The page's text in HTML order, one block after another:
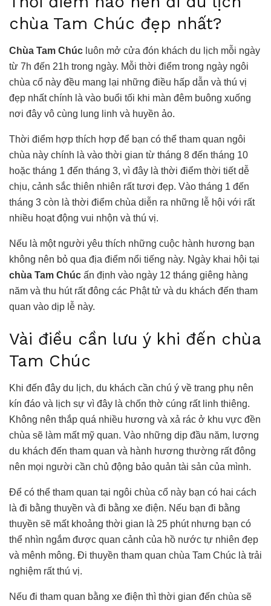
chùa Tam Chúc đẹp nhất?
Chùa Tam Chúc luôn mở cửa đón khách du lịch mỗi ngày
từ 7h đến 21h trong ngày. Mỗi thời điểm trong ngày ngôi
chùa cổ này đều mang lại những điều hấp dẫn và thú vị
đẹp nhất chính là vào buổi tối khi màn đêm buông xuống
nơi đây vô cùng lung linh và huyền ảo.
Thời điểm hợp thích hợp để bạn có thể tham quan ngôi
chùa này chính là vào thời gian từ tháng 8 đến tháng 10
hoặc tháng 1 đến tháng 3, vì đây là thời điểm thời tiết dễ
chịu, cảnh sắc thiên nhiên rất tươi đẹp. Vào tháng 1 đến
tháng 3 còn là thời điểm chùa diễn ra những lễ hội với rất
nhiều hoạt động vui nhộn và thú vị.
Nếu là một người yêu thích những cuộc hành hương bạn
không nên bỏ qua địa điểm nổi tiếng này. Ngày khai hội tại
chùa Tam Chúc ấn định vào ngày 12 tháng giêng hàng
năm và thu hút rất đông các Phật tử và du khách đến tham
quan vào dịp lễ này.
Vài điều cần lưu ý khi đến chùa
Tam Chúc
Khi đến đây du lịch, du khách cần chú ý về trang phụ nên
kín đáo và lịch sự vì đây là chốn thờ cúng rất linh thiêng.
Không nên thắp quá nhiều hương và xả rác ở khu vực đền
chùa sẽ làm mất mỹ quan. Vào những dịp đầu năm, lượng
du khách đến tham quan và hành hương thường rất đông
nên mọi người cần chủ động bảo quản tài sản của mình.
Để có thể tham quan tại ngôi chùa cổ này bạn có hai cách
là đi bằng thuyền và đi bằng xe điện. Nếu bạn đi bằng
thuyền sẽ mất khoảng thời gian là 25 phút nhưng bạn có
thể nhìn ngắm được quan cảnh của hồ nước tự nhiên đẹp
và mênh mông. Đi thuyền tham quan chùa Tam Chúc là trải
nghiệm rất thú vị.
Nếu đi tham quan bằng xe điện thì thời gian đến chùa sẽ